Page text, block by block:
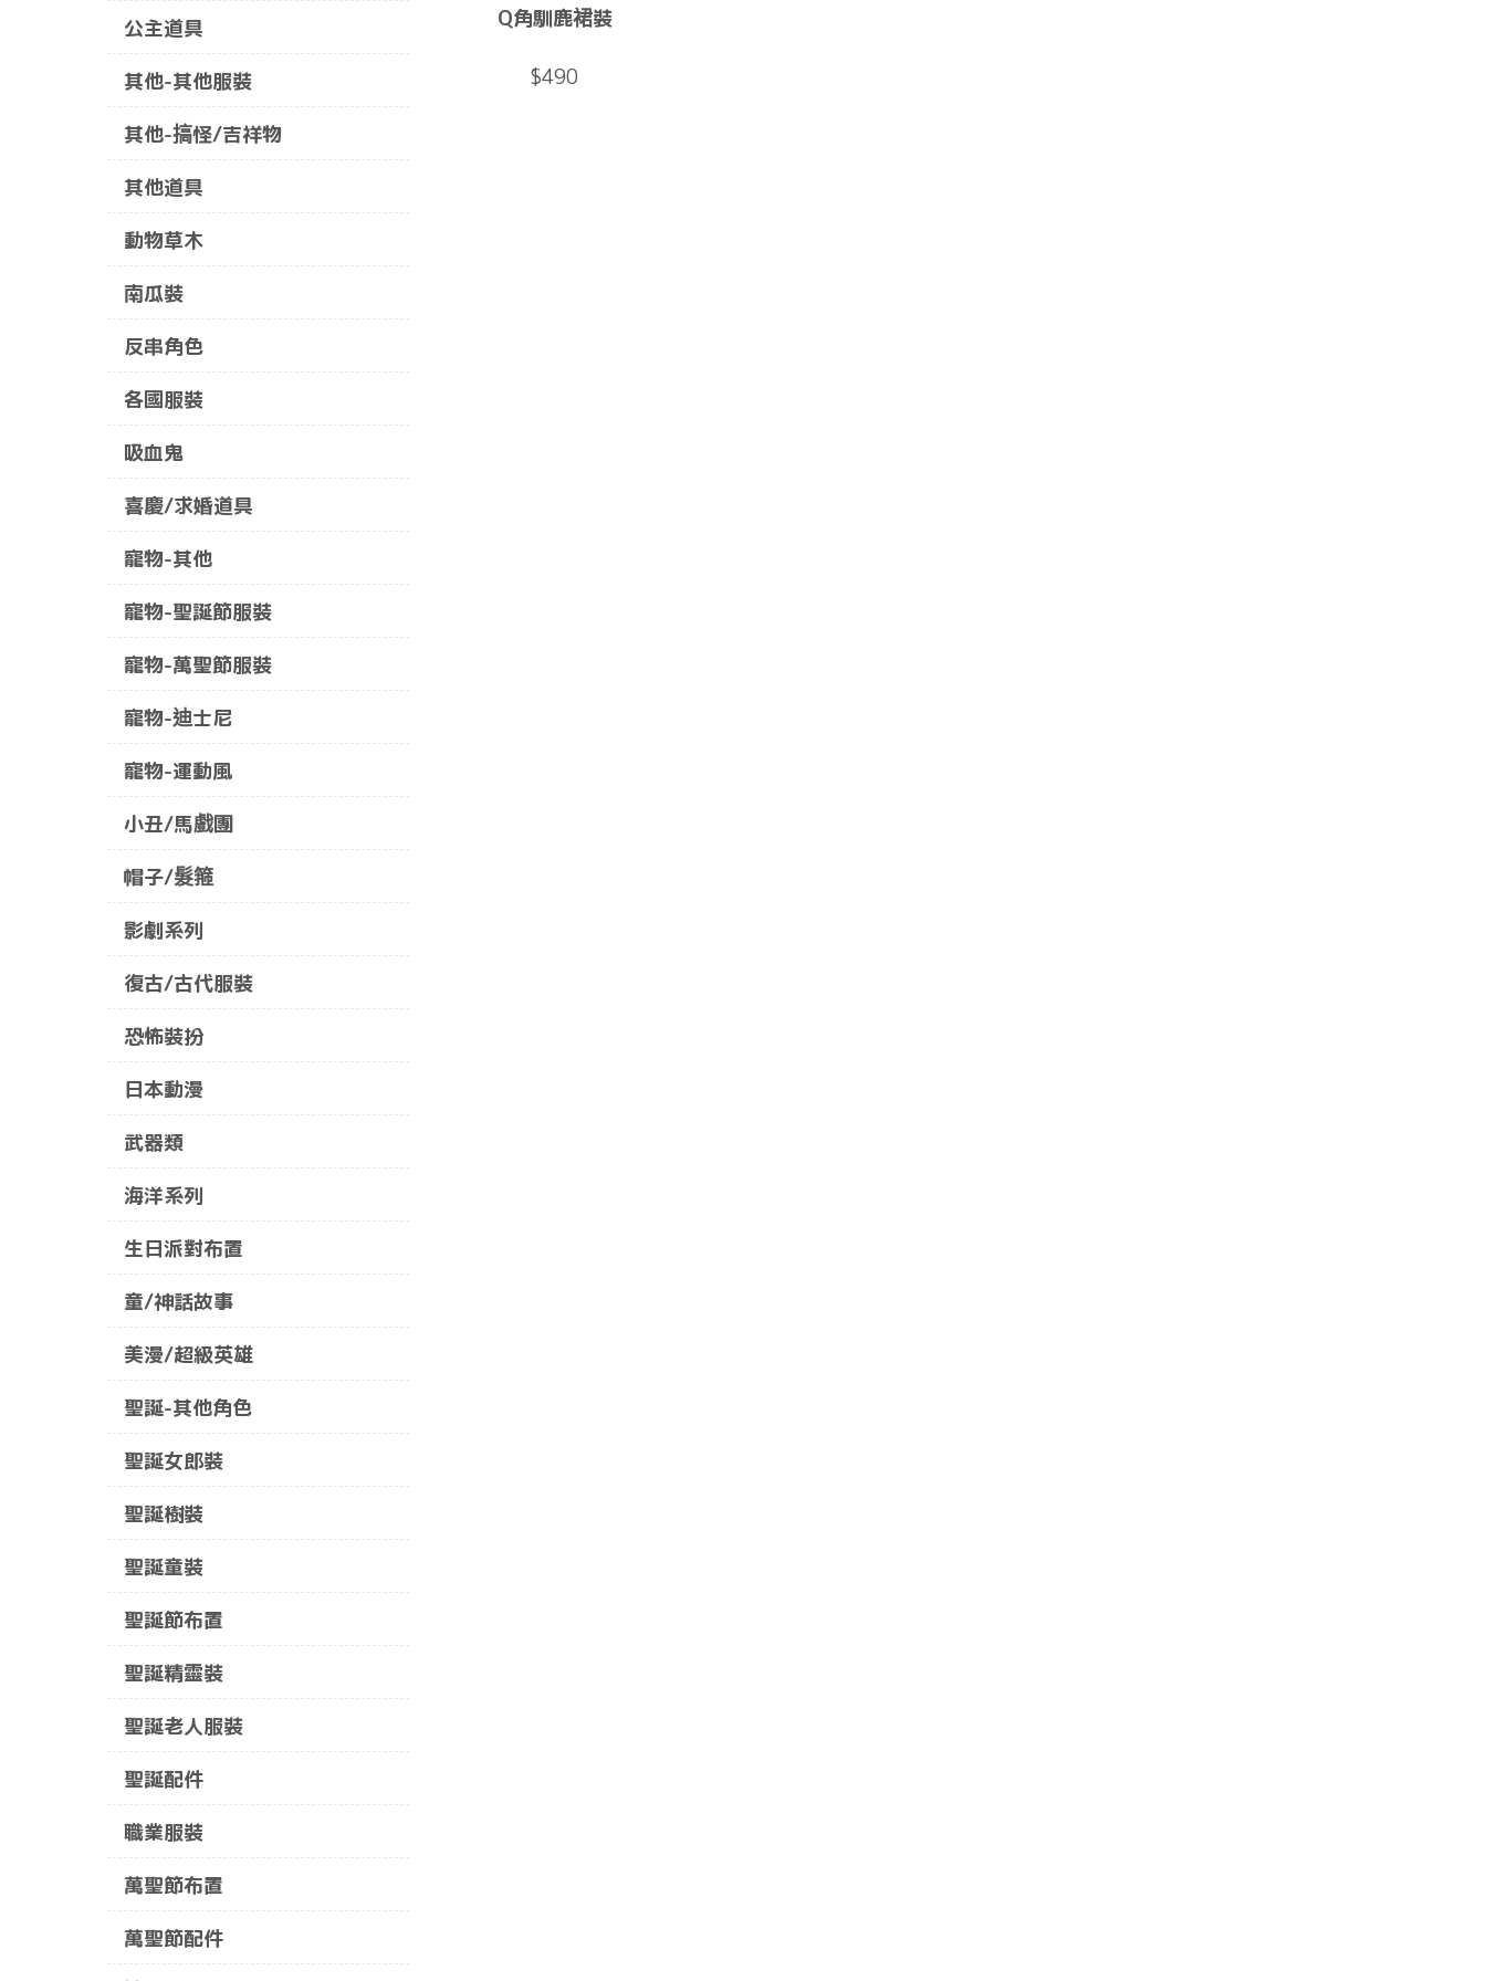
公主道具
其他-其他服裝
其他-搞怪/吉祥物
其他道具
動物草木
南瓜裝
反串角色
各國服裝
吸血鬼
喜慶/求婚道具
寵物-其他
寵物-聖誕節服裝
寵物-萬聖節服裝
寵物-迪士尼
寵物-運動風
小丑/馬戲團
帽子/髮箍
影劇系列
復古/古代服裝
恐怖裝扮
日本動漫
武器類
海洋系列
生日派對布置
童/神話故事
美漫/超級英雄
聖誕-其他角色
聖誕女郎裝
聖誕樹裝
聖誕童裝
聖誕節布置
聖誕精靈裝
聖誕老人服裝
聖誕配件
職業服裝
萬聖節布置
萬聖節配件
Q角馴鹿裙裝
$490